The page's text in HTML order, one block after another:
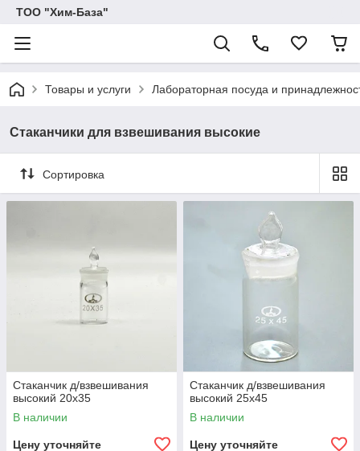
ТОО "Хим-База"
Товары и услуги Лабораторная посуда и
Стаканчики для взвешивания высокие
Сортировка
Стаканчик д/взвешивания
высокий 20х35
В наличии
Цену уточняйте
Стаканчик д/взвешивания
высокий 25х45
В наличии
Цену уточняйте